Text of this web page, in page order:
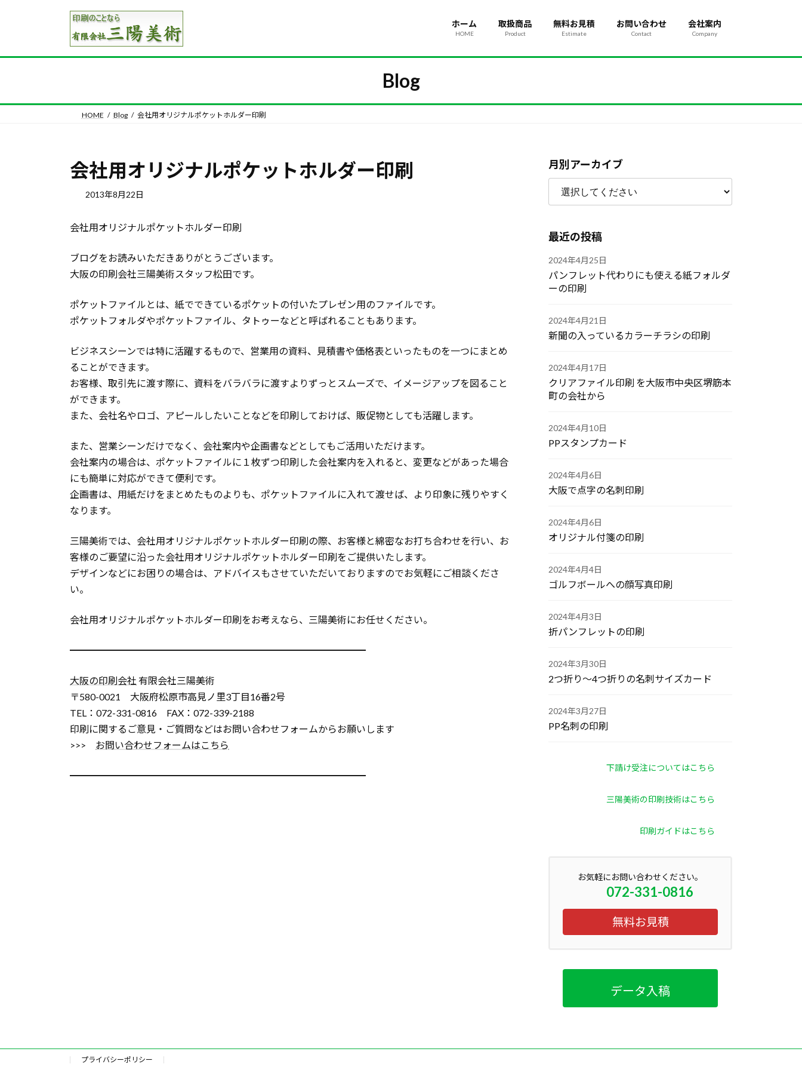
キ
に
ホーム
HOME
取扱商品
Product
無料お見積
Estimate
お問い合わせ
Contact
会社案内
Company
Blog
HOME Blog 会社用オリジナルポケットホルダー印刷
会社用オリジナルポケットホルダー印刷
2013年8月22日
会社用オリジナルポケットホルダー印刷
ブログをお読みいただきありがとうございます。
大阪の印刷会社三陽美術スタッフ松田です。
ポケットファイルとは、紙でできているポケットの付いたプレゼン用のファイルです。
ポケットフォルダやポケットファイル、タトゥーなどと呼ばれることもあります。
ビジネスシーンでは特に活躍するもので、営業用の資料、見積書や価格表といったものを一つにまとめ
ることができます。
お客様、取引先に渡す際に、資料をバラバラに渡すよりずっとスムーズで、イメージアップを図ること
ができます。
また、会社名やロゴ、アピールしたいことなどを印刷しておけば、販促物としても活躍します。
また、営業シーンだけでなく、会社案内や企画書などとしてもご活用いただけます。
会社案内の場合は、ポケットファイルに１枚ずつ印刷した会社案内を入れると、変更などがあった場合
にも簡単に対応ができて便利です。
企画書は、用紙だけをまとめたものよりも、ポケットファイルに入れて渡せば、より印象に残りやすく
なります。
三陽美術では、会社用オリジナルポケットホルダー印刷の際、お客様と綿密なお打ち合わせを行い、お
客様のご要望に沿った会社用オリジナルポケットホルダー印刷をご提供いたします。
デザインなどにお困りの場合は、アドバイスもさせていただいておりますのでお気軽にご相談くださ
い。
会社用オリジナルポケットホルダー印刷をお考えなら、三陽美術にお任せください。
━━━━━━━━━━━━━━━━━━━━━━━━━━━━━━━
大阪の印刷会社 有限会社三陽美術
〒580-0021 大阪府松原市高見ノ里3丁目16番2号
TEL：072-331-0816 FAX：072-339-2188
印刷に関するご意見・ご質問などはお問い合わせフォームからお願いします
>>> お問い合わせフォームはこちら
━━━━━━━━━━━━━━━━━━━━━━━━━━━━━━━
月別アーカイブ
最近の投稿
2024年4月25日
パンフレット代わりにも使える紙フォルダ
ーの印刷
2024年4月21日
新聞の入っているカラーチラシの印刷
2024年4月17日
クリアファイル印刷 を大阪市中央区堺筋本
町の会社から
2024年4月10日
PPスタンプカード
2024年4月6日
大阪で点字の名刺印刷
2024年4月6日
オリジナル付箋の印刷
2024年4月4日
ゴルフボールへの顔写真印刷
2024年4月3日
折パンフレットの印刷
2024年3月30日
2つ折り～4つ折りの名刺サイズカード
2024年3月27日
PP名刺の印刷
下請け受注についてはこちら
三陽美術の印刷技術はこちら
印刷ガイドはこちら
お気軽にお問い合わせください。
072-331-0816
無料お見積
データ入稿
プライバシーポリシー